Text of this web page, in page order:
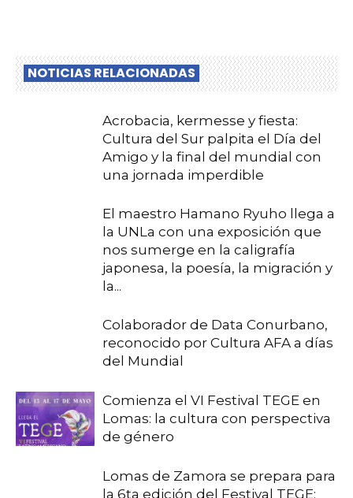
NOTICIAS RELACIONADAS
Acrobacia, kermesse y fiesta:
Cultura del Sur palpita el Día del
Amigo y la final del mundial con
una jornada imperdible
El maestro Hamano Ryuho llega a
la UNLa con una exposición que
nos sumerge en la caligrafía
japonesa, la poesía, la migración y
la...
Colaborador de Data Conurbano,
reconocido por Cultura AFA a días
del Mundial
Comienza el VI Festival TEGE en
Lomas: la cultura con perspectiva
de género
Lomas de Zamora se prepara para
la 6ta edición del Festival TEGE: